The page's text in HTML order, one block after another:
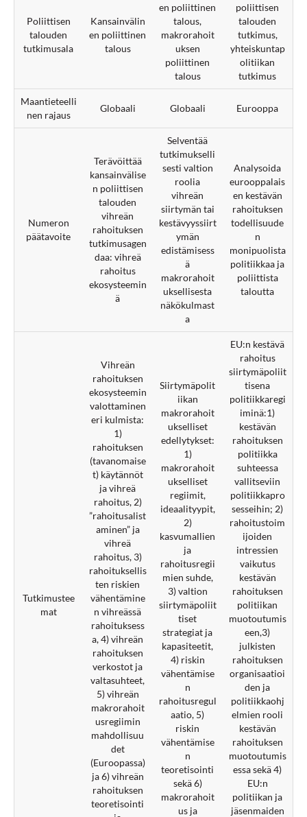
Poliittisen
talouden
tutkimusala
Kansainvälin
en poliittinen
talous
en poliittinen
talous,
makrorahoit
uksen
poliittinen
talous
poliittisen
talouden
tutkimus,
yhteiskuntap
olitiikan
tutkimus
Maantieteelli
nen rajaus
Globaali Globaali Eurooppa
Numeron
päätavoite
Terävöittää
kansainvälise
n poliittisen
talouden
vihreän
rahoituksen
tutkimusagen
daa: vihreä
rahoitus
ekosysteemin
ä
Selventää
tutkimukselli
sesti valtion
roolia
vihreän
siirtymän tai
kestävyyssiirt
ymän
edistämisess
ä
makrorahoit
uksellisesta
näkökulmast
a
Analysoida
eurooppalais
en kestävän
rahoituksen
todellisuude
n
monipuolista
politiikkaa ja
poliittista
taloutta
Tutkimustee
mat
Vihreän
rahoituksen
ekosysteemin
valottaminen
eri kulmista:
1)
rahoituksen
(tavanomaise
t) käytännöt
ja vihreä
rahoitus, 2)
”rahoitusalist
aminen” ja
vihreä
rahoitus, 3)
rahoituksellis
ten riskien
vähentämine
n vihreässä
rahoituksess
a, 4) vihreän
rahoituksen
verkostot ja
valtasuhteet,
5) vihreän
makrorahoit
usregiimin
mahdollisuu
det
(Euroopassa)
ja 6) vihreän
rahoituksen
teoretisointi
Siirtymäpolit
iikan
makrorahoit
ukselliset
edellytykset:
1)
makrorahoit
ukselliset
regiimit,
ideaalityypit,
2)
kasvumallien
ja
rahoitusregii
mien suhde,
3) valtion
siirtymäpoliit
tiset
strategiat ja
kapasiteetit,
4) riskin
vähentämise
n
rahoitusregul
aatio, 5)
riskin
vähentämise
n
teoretisointi
sekä 6)
makrorahoit
us ja
EU:n kestävä
rahoitus
siirtymäpoliit
tisena
politiikkaregi
iminä:1)
kestävän
rahoituksen
politiikka
suhteessa
vallitseviin
politiikkapro
sesseihin; 2)
rahoitustoim
ijoiden
intressien
vaikutus
kestävän
rahoituksen
politiikan
muotoutumis
een,3)
julkisten
rahoituksen
organisaatioi
den ja
politiikkaohj
elmien rooli
kestävän
rahoituksen
muotoutumis
essa sekä 4)
EU:n
politiikan ja
jäsenmaiden